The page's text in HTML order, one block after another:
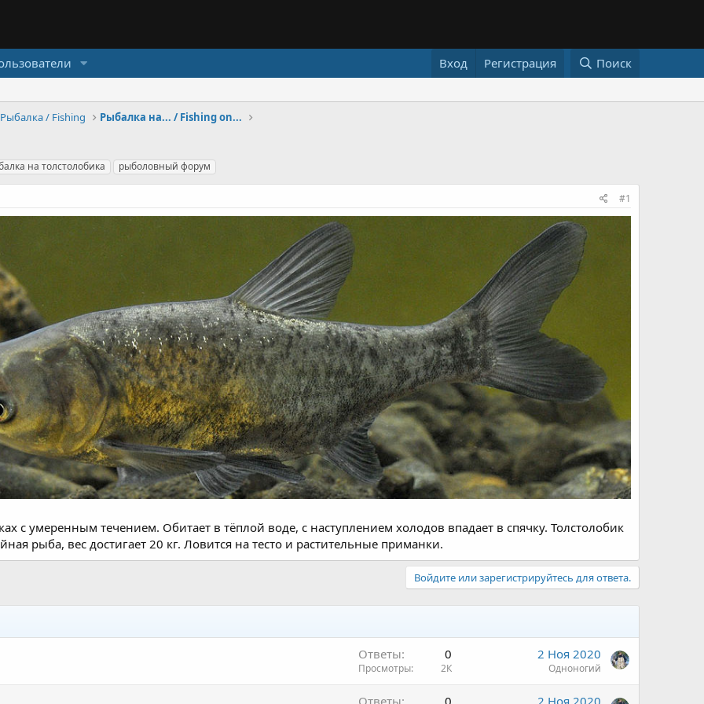
Вход Регистрация Поиск
Рыбалка / Fishing Рыбалка на... / Fishing on...
на толстолобика рыболовный форум
#1
с умеренным течением. Обитает в тёплой воде, с наступлением холодов впадает в спячку. Толстолобик
рыба, вес достигает 20 кг. Ловится на тесто и растительные приманки.
Войдите или зарегистрируйтесь для ответа.
Ответы 0
Просмотры 2К
2 Ноя 2020
Одноногий
Ответы 0 2 Ноя 2020